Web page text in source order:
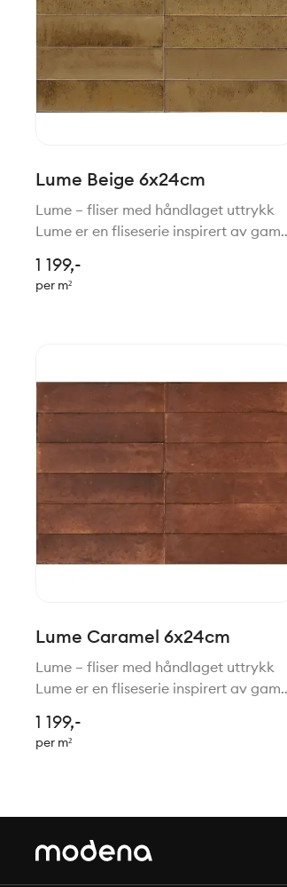
Lume Beige 6x24cm
Lume – fliser med håndlaget uttrykk
Lume er en fliseserie inspirert av
gjenskapt med moderne teknologi.
Resultatet er en vakker kombinasjon
1 199,-
per m²
Lume Caramel 6x24cm
Lume – fliser med håndlaget uttrykk
Lume er en fliseserie inspirert av
gjenskapt med moderne teknologi.
Resultatet er en vakker kombinasjon
1 199,-
per m²